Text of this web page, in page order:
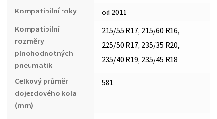
Kompatibilní roky
od 2011
Kompatibilní
rozměry
plnohodnotných
pneumatik
215/55 R17, 215/60 R16,
225/50 R17, 235/35 R20,
235/40 R19, 235/45 R18
Celkový průměr
dojezdového kola
(mm)
581